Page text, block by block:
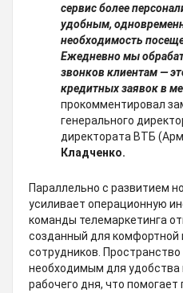
сервис более
удобным,
необходимость
Ежедневно мы
звонков клиентам —
кредитных заявок в
прокомментировал
генерального
директората ВТБ
Кладченко.
Параллельно с развитием
усиливает операционную
команды телемаркетинга
созданный для
сотрудников.
необходимым для удобства
рабочего дня, что